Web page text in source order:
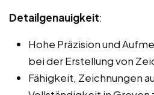
Detailgenauigkeit:
Hohe Präzision und
bei der Erstellung von
Fähigkeit, Zeichnungen